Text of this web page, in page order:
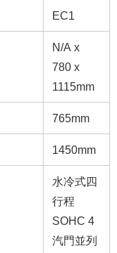
EC1
N/A x
780 x
1115mm
765mm
1450mm
水冷式四
行程
SOHC 4
汽門並列